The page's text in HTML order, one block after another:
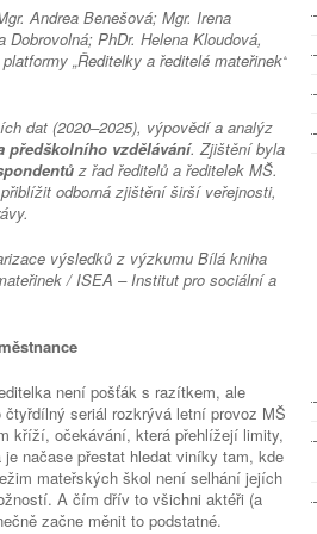
Andrea Benešová; Mgr. Irena
PhDr. Helena Kloudová,
„Ředitelky a ředitelé mateřinek“
dat (2020–2025), výpovědí a analýz
předškolního vzdělávání. Zjištění byla
z řad ředitelů a ředitelek MŠ.
odborná zjištění širší veřejnosti,
výsledků z výzkumu Bílá kniha
/ ISEA – Institut pro sociální a
není pošťák s razítkem, ale
seriál rozkrývá letní provoz MŠ
kříží, očekávání, která přehlížejí limity,
načase přestat hledat viníky tam, kde
mateřských škol není selhání jejích
A čím dřív to všichni aktéři (a
začne měnit to podstatné.